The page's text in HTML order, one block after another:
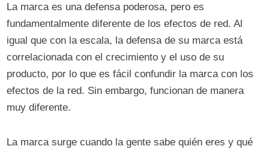
La marca es una defensa poderosa, pero es
fundamentalmente diferente de los efectos de red. Al
igual que con la escala, la defensa de su marca está
correlacionada con el crecimiento y el uso de su
producto, por lo que es fácil confundir la marca con los
efectos de la red. Sin embargo, funcionan de manera
muy diferente.
La marca surge cuando la gente sabe quién eres y qué